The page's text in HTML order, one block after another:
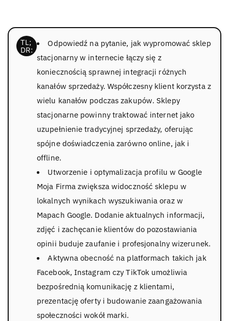
Odpowiedź na pytanie, jak wypromować sklep
stacjonarny w internecie łączy się z
koniecznością sprawnej integracji różnych
kanałów sprzedaży. Współczesny klient korzysta z
wielu kanałów podczas zakupów. Sklepy
stacjonarne powinny traktować internet jako
uzupełnienie tradycyjnej sprzedaży, oferując
spójne doświadczenia zarówno online, jak i
offline.
Utworzenie i optymalizacja profilu w Google
Moja Firma zwiększa widoczność sklepu w
lokalnych wynikach wyszukiwania oraz w
Mapach Google. Dodanie aktualnych informacji,
zdjęć i zachęcanie klientów do pozostawiania
opinii buduje zaufanie i profesjonalny wizerunek.
Aktywna obecność na platformach takich jak
Facebook, Instagram czy TikTok umożliwia
bezpośrednią komunikację z klientami,
prezentację oferty i budowanie zaangażowania
społeczności wokół marki.